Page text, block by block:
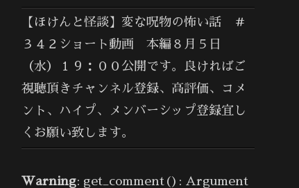
【ほけんと怪談】変な呪物の怖い話 ＃
３４２ショート動画 本編８月５日
（水）１９：００公開です。良ければご
視聴頂きチャンネル登録、高評価、コメ
ント、ハイプ、メンバーシップ登録宜し
くお願い致します。
Warning: get_comment(): Argument